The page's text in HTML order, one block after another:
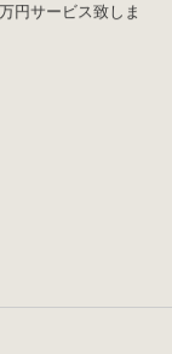
円サービス致しま